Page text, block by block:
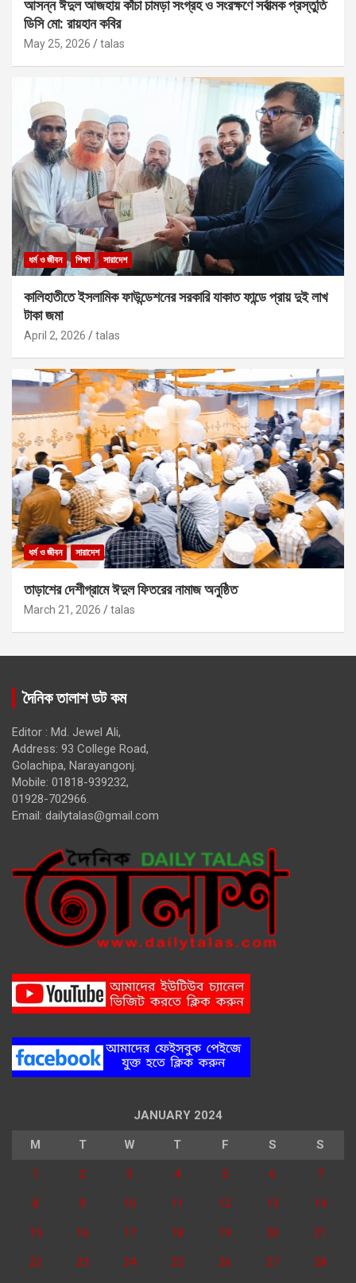
আসন্ন ঈদুল আজহায় কাঁচা চামড়া সংগ্রহ ও সংরক্ষণে সর্বাত্মক প্রস্তুতি
ডিসি মো: রায়হান কবির
May 25, 2026 talas
ধর্ম ও জীবন শিক্ষা সারাদেশ
কালিহাতীতে ইসলামিক ফাউন্ডেশনের সরকারি যাকাত ফান্ডে প্রায় দুই লাখ
টাকা জমা
April 2, 2026 talas
ধর্ম ও জীবন সারাদেশ
তাড়াশের দেশীগ্রামে ঈদুল ফিতরের নামাজ অনুষ্ঠিত
March 21, 2026 talas
দৈনিক তালাশ ডট কম
Editor : Md. Jewel Ali,
Address: 93 College Road,
Golachipa, Narayangonj.
Mobile: 01818-939232,
01928-702966.
Email: dailytalas@gmail.com
JANUARY 2024
M T W T F S S
1 2 3 4 5 6 7
8 9 10 11 12 13 14
15 16 17 18 19 20 21
22 23 24 25 26 27 28